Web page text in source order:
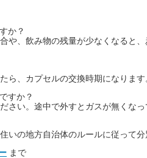
か？
や、飲み物の残量が少なくなると
ら、カプセルの交換時期になります
すか？
さい。途中で外すとガスが無くなっ
いの地方自治体のルールに従って分
まで